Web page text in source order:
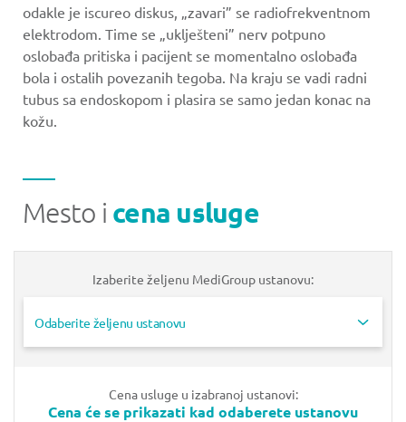
odakle je iscureo diskus, „zavari” se radiofrekventnom
elektrodom. Time se „uklješteni” nerv potpuno
oslobađa pritiska i pacijent se momentalno oslobađa
bola i ostalih povezanih tegoba. Na kraju se vadi radni
tubus sa endoskopom i plasira se samo jedan konac na
kožu.
Mesto i cena usluge
Izaberite željenu MediGroup ustanovu:
Odaberite željenu ustanovu
Cena usluge u izabranoj ustanovi:
Cena će se prikazati kad odaberete ustanovu